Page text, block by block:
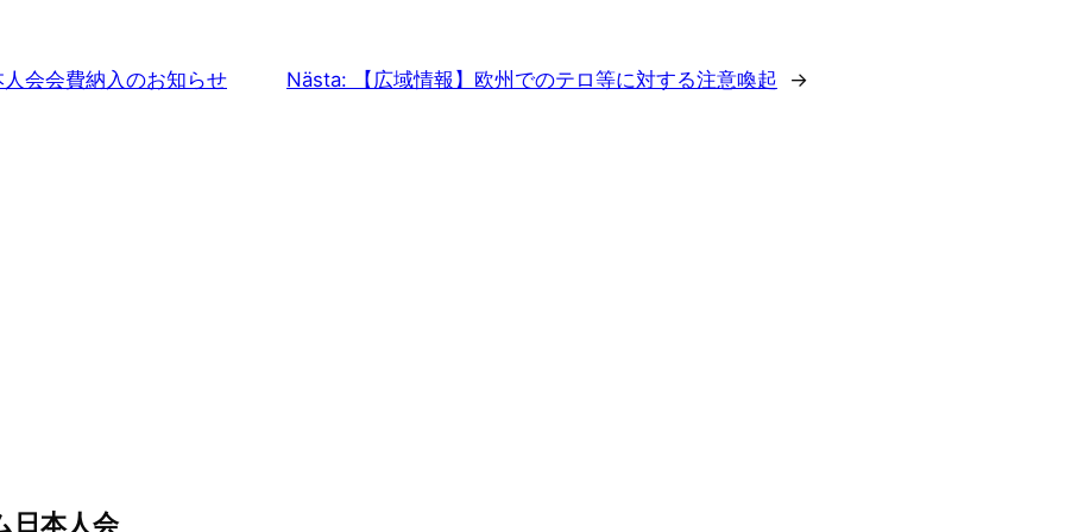
会会費納入のお知らせ Nästa: 【広域情報】欧州でのテロ等に対する注意喚起 →
日本人会